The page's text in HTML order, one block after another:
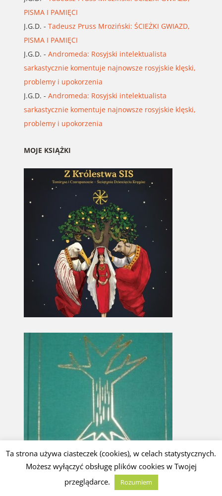
PISMA I PAMIĘCI
J.G.D. - Tadeusz Pruss Mroziński: ŚCIEŻKI GWIAZD,
PISMA I PAMIĘCI
J.G.D. - Andromeda: Rosyjski intelektualista
sarkastycznie komentuje najnowsze rosyjskie klęski,
problemy i upokorzenia
J.G.D. - Andromeda: Rosyjski intelektualista
sarkastycznie komentuje najnowsze rosyjskie klęski,
problemy i upokorzenia
MOJE KSIĄŻKI
Ta strona używa ciasteczek (cookies), w celach statystycznych.
Możesz wyłączyć obsługę plików cookies w Twojej
przeglądarce.
Rozumiem